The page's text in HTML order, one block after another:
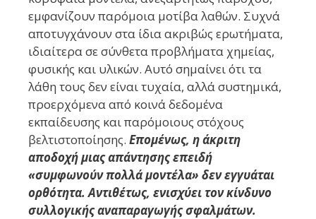
εμφανίζουν παρόμοια μοτίβα λαθών. Συχνά
αποτυγχάνουν στα ίδια ακριβώς ερωτήματα,
ιδιαίτερα σε σύνθετα προβλήματα χημείας,
φυσικής και υλικών. Αυτό σημαίνει ότι τα
λάθη τους δεν είναι τυχαία, αλλά συστημικά,
προερχόμενα από κοινά δεδομένα
εκπαίδευσης και παρόμοιους στόχους
βελτιστοποίησης. Επομένως, η άκριτη
αποδοχή μιας απάντησης επειδή
«συμφωνούν πολλά μοντέλα» δεν εγγυάται
ορθότητα. Αντιθέτως, ενισχύει τον κίνδυνο
συλλογικής αναπαραγωγής σφαλμάτων.